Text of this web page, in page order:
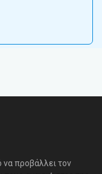
να προβάλλει τον